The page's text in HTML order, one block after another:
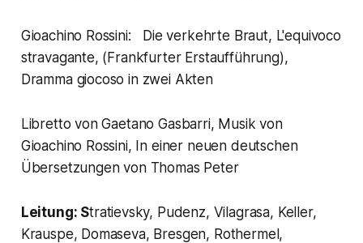
Gioachino Rossini: Die verkehrte Braut, L'equivoco
stravagante, (Frankfurter Erstaufführung),
Dramma giocoso in zwei Akten
Libretto von Gaetano Gasbarri, Musik von
Gioachino Rossini, In einer neuen deutschen
Übersetzungen von Thomas Peter
Leitung: Stratievsky, Pudenz, Vilagrasa, Keller,
Krauspe, Domaseva, Bresgen, Rothermel,